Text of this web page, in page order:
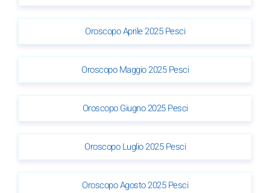
Oroscopo Aprile 2025 Pesci
Oroscopo Maggio 2025 Pesci
Oroscopo Giugno 2025 Pesci
Oroscopo Luglio 2025 Pesci
Oroscopo Agosto 2025 Pesci